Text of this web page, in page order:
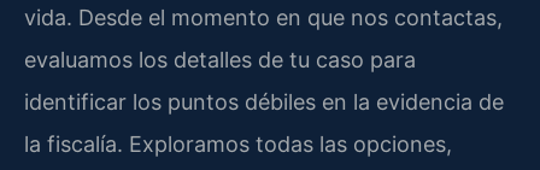
vida. Desde el momento en que nos contactas,
evaluamos los detalles de tu caso para
identificar los puntos débiles en la evidencia de
la fiscalía. Exploramos todas las opciones,